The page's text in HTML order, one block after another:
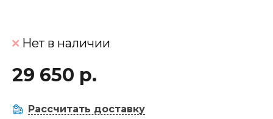
Нет в наличии
29 650 р.
Рассчитать доставку